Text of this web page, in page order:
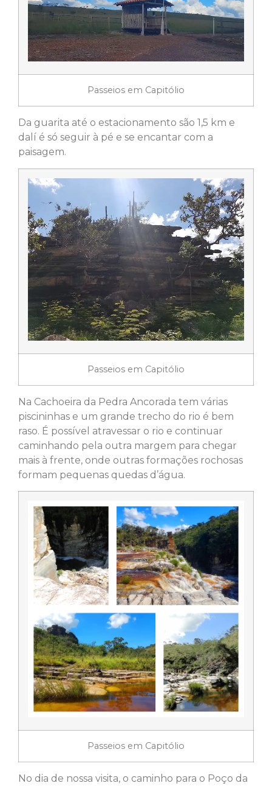
Passeios em Capitólio
Da guarita até o estacionamento são 1,5 km e
dalí é só seguir à pé e se encantar com a
paisagem.
Passeios em Capitólio
Na Cachoeira da Pedra Ancorada tem várias
piscininhas e um grande trecho do rio é bem
raso. É possível atravessar o rio e continuar
caminhando pela outra margem para chegar
mais à frente, onde outras formações rochosas
formam pequenas quedas d’água.
Passeios em Capitólio
No dia de nossa visita, o caminho para o Poço da